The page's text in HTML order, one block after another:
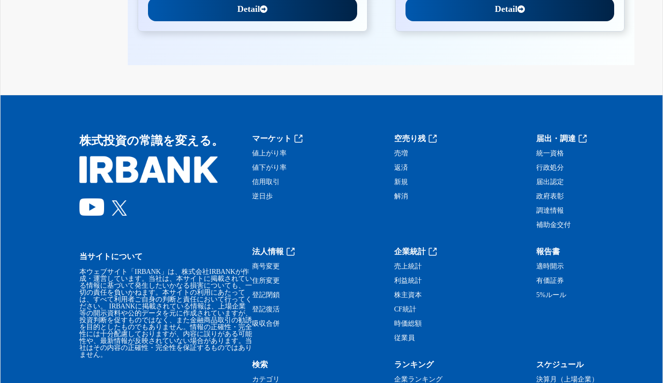
Detail Detail
株式投資の常識を変える。
当サイトについて
本ウェブサイト「IRBANK」は、株式会社IRBANKが作
成・運営しています。当社は、本サイトに掲載されてい
る情報に基づいて発生したいかなる損害についても、一
切の責任を負いかねます。本サイトの利用にあたって
は、すべて利用者ご自身の判断と責任において行ってく
ださい。 IRBANKに掲載されている情報は、上場企業
等の開示資料や公的データを元に作成されていますが、
投資判断を促すものではなく、また金融商品取引の勧誘
を目的としたものでもありません。情報の正確性・完全
性には十分配慮しておりますが、内容に誤りがある可能
性や、最新情報が反映されていない場合があります。当
社はその内容の正確性・完全性を保証するものではあり
ません。
マーケット
値上がり率
値下がり率
信用取引
逆日歩
空売り残
売増
返済
新規
解消
届出・調達
統一資格
行政処分
届出認定
政府表彰
調達情報
補助金交付
法人情報
商号変更
住所変更
登記閉鎖
登記復活
吸収合併
企業統計
売上統計
利益統計
株主資本
CF統計
時価総額
従業員
報告書
適時開示
有価証券
5%ルール
検索
カテゴリ
ランキング
企業ランキング
スケジュール
決算月（上場企業）